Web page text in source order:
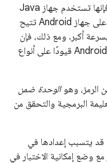
Android أو جهاز محاكاة. وعلى هذا النحو، فإنها تستخدم جهاز Java
الافتراضي المحلي (JVM)، لإجراء الاختبارات على جهاز Android تتيح
أكبر. ومع ذلك، فإن
عدم القدرة على التفاعل مع يفرض إطار عمل Android قيودًا على أنواع
الرمز، وهوالوحدة ضمن
البرمجية والتحقق من
قد يتسبب إعدادها في
مع وضع إمكانية الاختبار في